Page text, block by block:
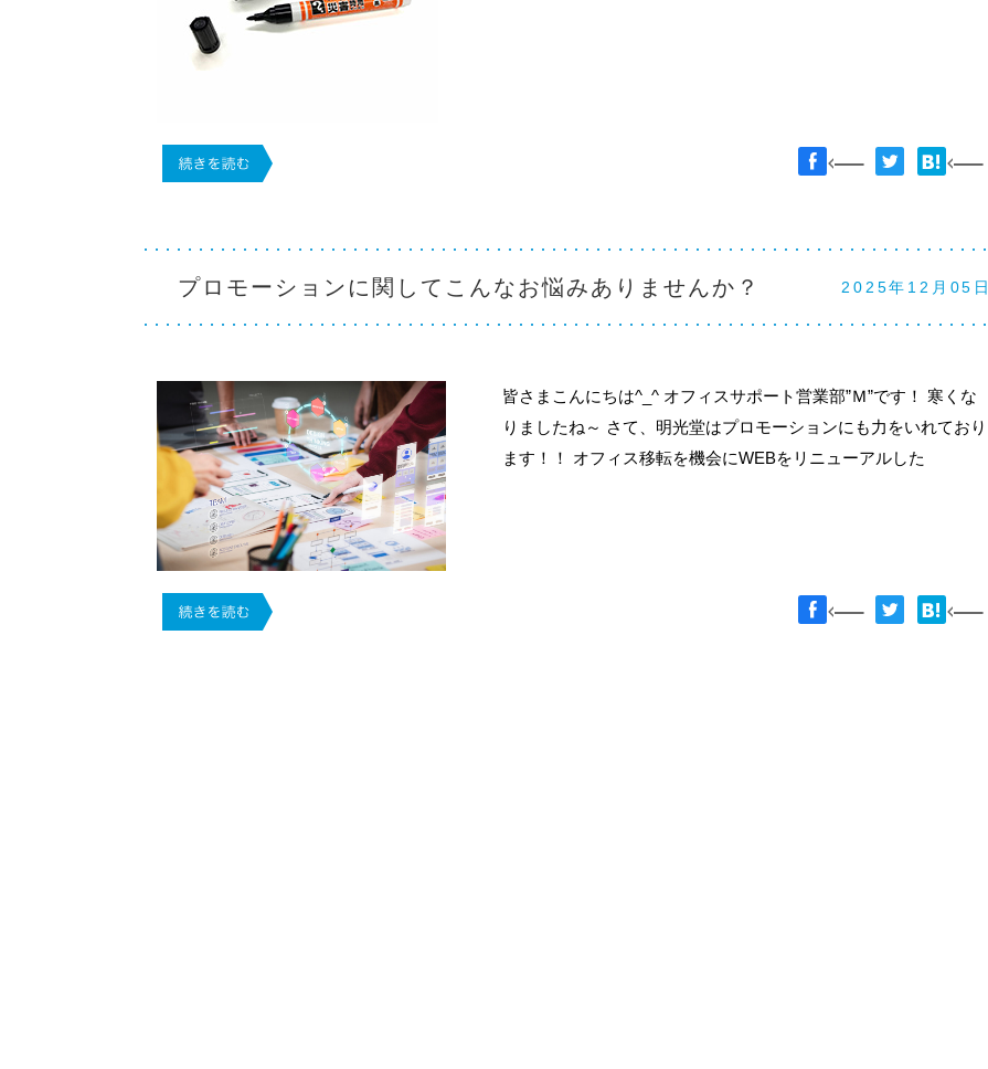
プロモーションに関してこんなお悩みありませんか？ 2025年12月05日
皆さまこんにちは^_^ オフィスサポート営業部”Ｍ”です！ 寒くな
りましたね～ さて、明光堂はプロモーションにも力をいれており
ます！！ オフィス移転を機会にWEBをリニューアルした